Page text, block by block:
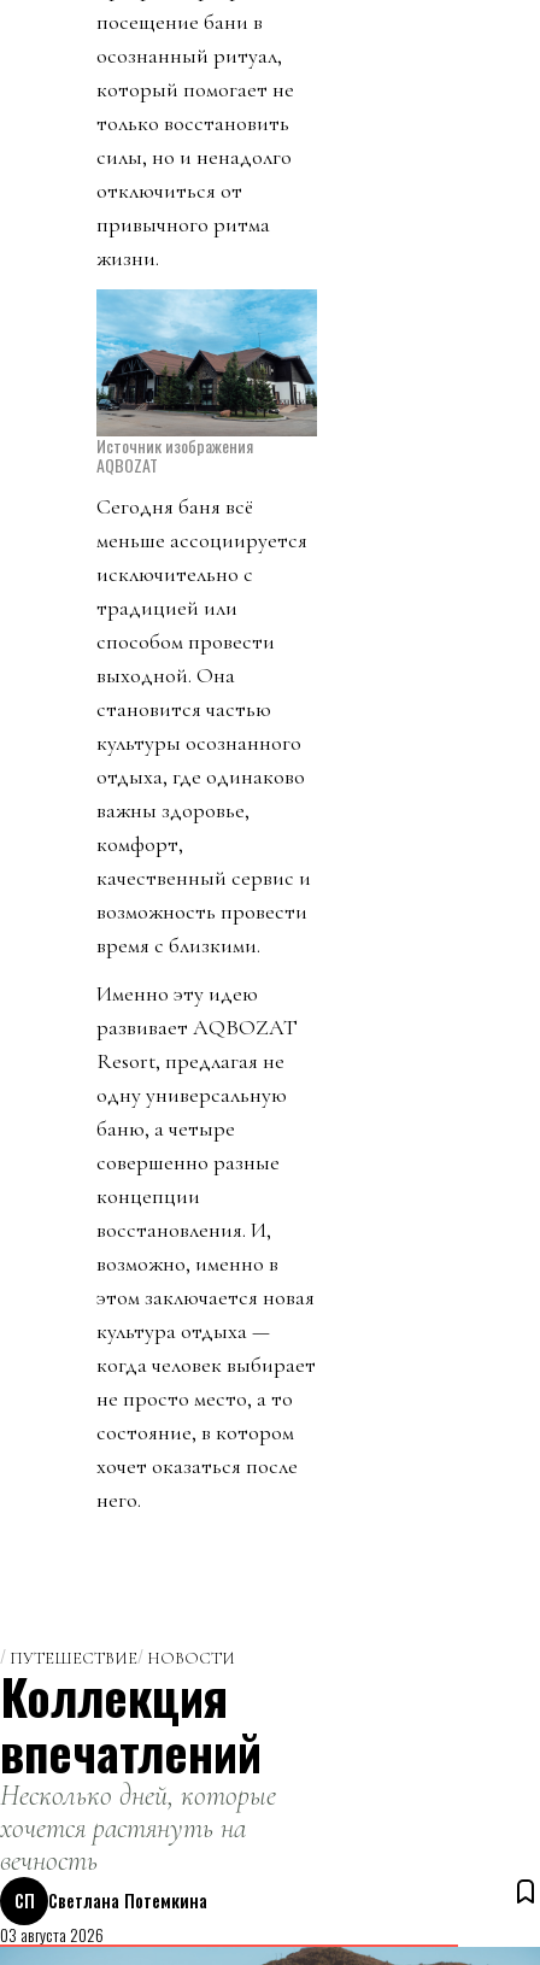
посещение бани в
осознанный ритуал,
который помогает не
только восстановить
силы, но и ненадолго
отключиться от
привычного ритма
жизни.
Источник изображения
AQBOZAT
Сегодня баня всё
меньше ассоциируется
исключительно с
традицией или
способом провести
выходной. Она
становится частью
культуры осознанного
отдыха, где одинаково
важны здоровье,
комфорт,
качественный сервис и
возможность провести
время с близкими.
Именно эту идею
развивает AQBOZAT
Resort, предлагая не
одну универсальную
баню, а четыре
совершенно разные
концепции
восстановления. И,
возможно, именно в
этом заключается новая
культура отдыха —
когда человек выбирает
не просто место, а то
состояние, в котором
хочет оказаться после
него.
ПУТЕШЕСТВИЕ НОВОСТИ
Коллекция
впечатлений
Несколько дней, которые
хочется растянуть на
вечность
СП
Светлана Потемкина
03 августа 2026